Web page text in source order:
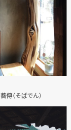
傳（そばでん）